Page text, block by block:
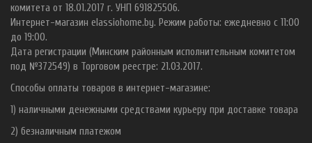
комитета от 18.01.2017 г. УНП 691825506.
Интернет-магазин elassiohome.by. Режим работы: ежедневно с 11:00
до 19:00.
Дата регистрации (Минским районным исполнительным комитетом
под №372549) в Торговом реестре: 21.03.2017.
Способы оплаты товаров в интернет-магазине:
1) наличными денежными средствами курьеру при доставке товара
2) безналичным платежом